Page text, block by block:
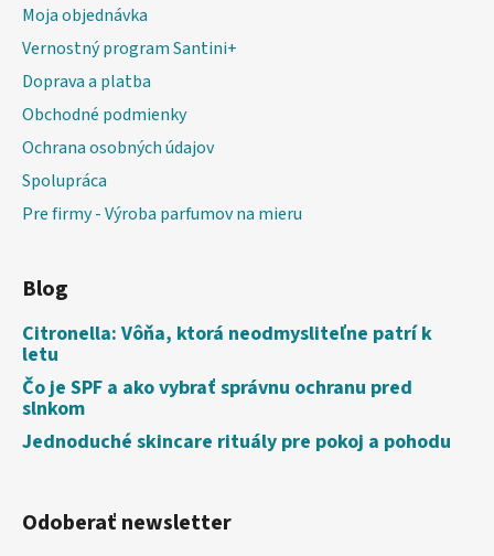
Moja objednávka
Vernostný program Santini+
Doprava a platba
Obchodné podmienky
Ochrana osobných údajov
Spolupráca
Pre firmy - Výroba parfumov na mieru
Blog
Citronella: Vôňa, ktorá neodmysliteľne patrí k
letu
Čo je SPF a ako vybrať správnu ochranu pred
slnkom
Jednoduché skincare rituály pre pokoj a pohodu
Odoberať newsletter